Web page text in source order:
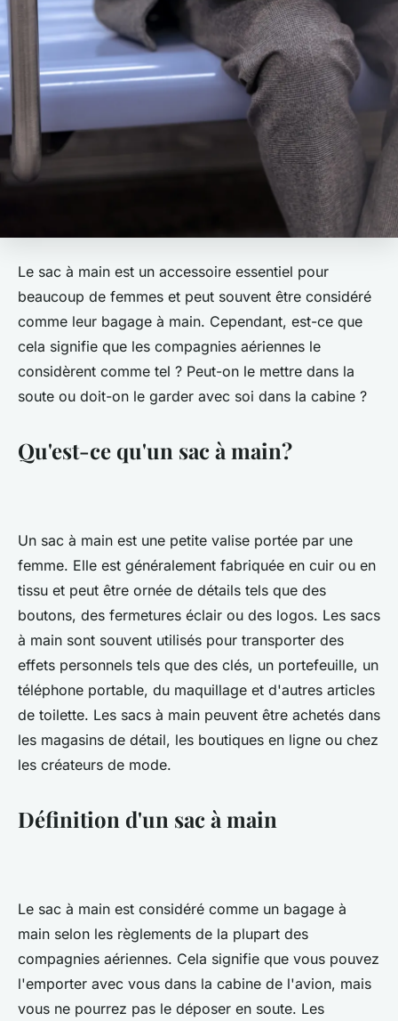
Le sac à main est un accessoire essentiel pour
beaucoup de femmes et peut souvent être considéré
comme leur bagage à main. Cependant, est-ce que
cela signifie que les compagnies aériennes le
considèrent comme tel ? Peut-on le mettre dans la
soute ou doit-on le garder avec soi dans la cabine ?
Qu'est-ce qu'un sac à main?
Un sac à main est une petite valise portée par une
femme. Elle est généralement fabriquée en cuir ou en
tissu et peut être ornée de détails tels que des
boutons, des fermetures éclair ou des logos. Les sacs
à main sont souvent utilisés pour transporter des
effets personnels tels que des clés, un portefeuille, un
téléphone portable, du maquillage et d'autres articles
de toilette. Les sacs à main peuvent être achetés dans
les magasins de détail, les boutiques en ligne ou chez
les créateurs de mode.
Définition d'un sac à main
Le sac à main est considéré comme un bagage à
main selon les règlements de la plupart des
compagnies aériennes. Cela signifie que vous pouvez
l'emporter avec vous dans la cabine de l'avion, mais
vous ne pourrez pas le déposer en soute. Les